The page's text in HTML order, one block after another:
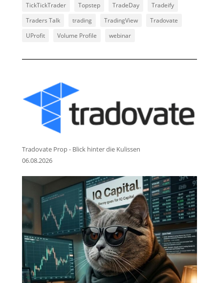
TickTickTrader
Topstep TradeDay
Tradeify
Traders Talk
trading TradingView
Tradovate
UProfit
Volume Profile webinar
Tradovate Prop - Blick hinter die Kulissen
06.08.2026